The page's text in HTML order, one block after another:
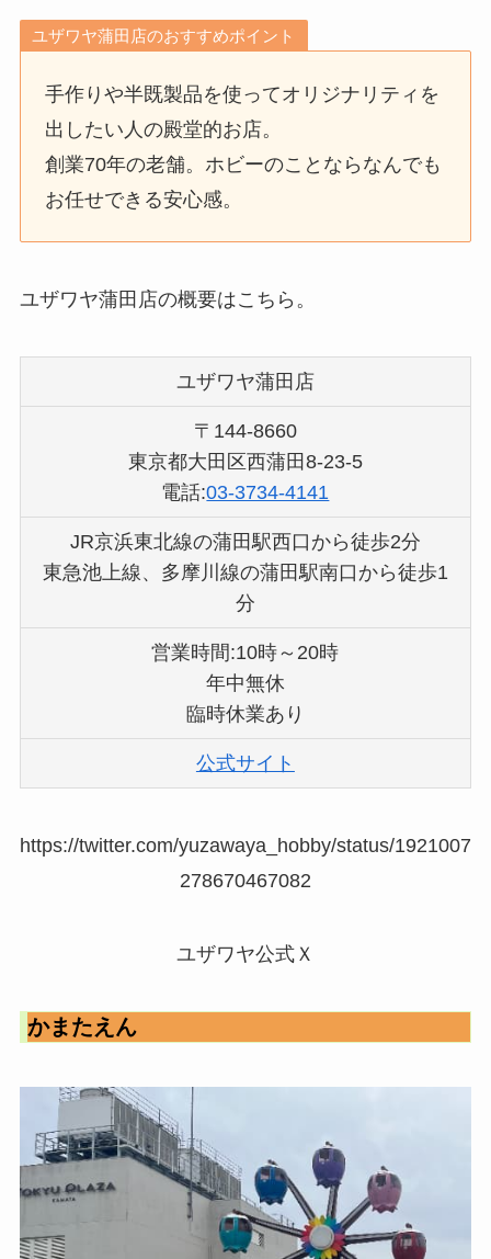
ユザワヤ蒲田店のおすすめポイント
手作りや半既製品を使ってオリジナリティを
出したい人の殿堂的お店。
創業70年の老舗。ホビーのことならなんでも
お任せできる安心感。
ユザワヤ蒲田店の概要はこちら。
ユザワヤ蒲田店
〒144-8660
東京都大田区西蒲田8-23-5
電話:03-3734-4141
JR京浜東北線の蒲田駅西口から徒歩2分
東急池上線、多摩川線の蒲田駅南口から徒歩1
分
営業時間:10時～20時
年中無休
臨時休業あり
公式サイト
https://twitter.com/yuzawaya_hobby/status/1921007
278670467082
ユザワヤ公式Ｘ
かまたえん